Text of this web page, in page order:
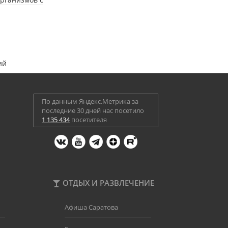
По данным Яндекс.Метрика за
последние 30 дней нас посетило
1 135 434посетителя
ОТДЫХ И РАЗВЛЕЧЕНИЕ
Афиша Саратова